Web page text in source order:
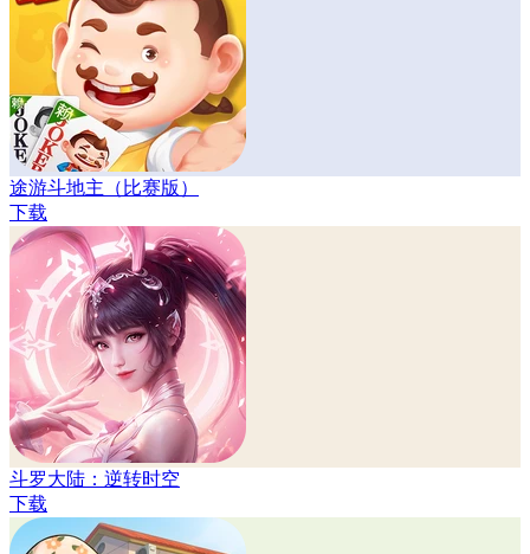
途游斗地主（比赛版）
下载
斗罗大陆：逆转时空
下载